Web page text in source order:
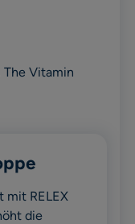
The Vitamin
mit RELEX
die